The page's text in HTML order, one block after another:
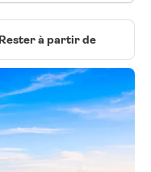
Rester à partir de